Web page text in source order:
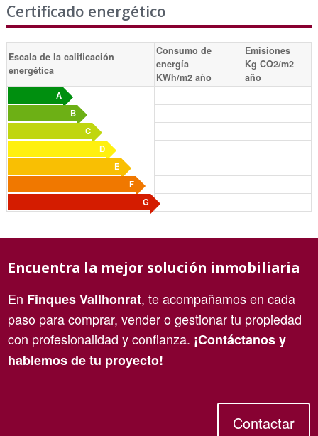
Certificado energético
Escala de la calificación
energética
Consumo de
energía
KWh/m2 año
Emisiones
Kg CO2/m2
año
A
B
C
D
E
F
G
Encuentra la mejor solución inmobiliaria
En Finques Vallhonrat, te acompañamos en cada
paso para comprar, vender o gestionar tu propiedad
con profesionalidad y confianza. ¡Contáctanos y
hablemos de tu proyecto!
Contactar